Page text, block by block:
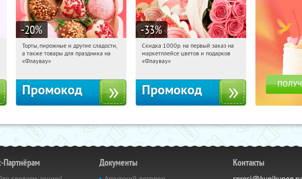
-20%
08:25:41 Получили:
Россия
Торты, пирожные и другие сладости,
а также товары для праздника на
«Флаувау»
Промокод
-33%
08:25:41 Получили:
Россия
Скидка 1000р. на первый заказ на
маркетплейсе цветов и подарков
«Флаувау»
Промокод
Партнёрам Документы Контакты